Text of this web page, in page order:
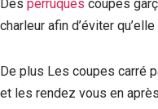
Des perruques coupes
charleur afin d’éviter
De plus Les coupes carré
et les rendez vous en